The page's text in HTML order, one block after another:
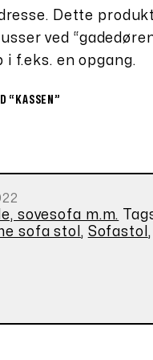
Dette
ved
f.eks. en opgang.
“KASSEN”
sovesofa m.m.
sofa stol , Sofastol ,